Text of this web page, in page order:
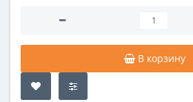
В корзину